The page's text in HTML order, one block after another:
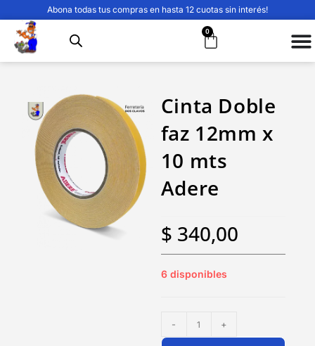
Abona todas tus compras en hasta 12 cuotas sin interés!
0
Cinta Doble
faz 12mm x
10 mts
Adere
$ 340,00
6 disponibles
- +